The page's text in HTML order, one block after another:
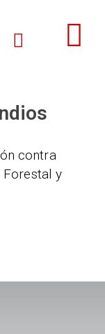
contra
Forestal y